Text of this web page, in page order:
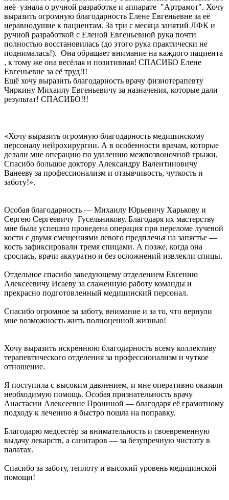
неё узнала о ручной разработке и аппарате "Артрамот". Хочу
выразить огромную благодарность Елене Евгеньевне за её
неравнодушие к пациентам. За три с месяца занятий ЛФК и
ручной разработкой с Еленой Евгеньевной рука почти
полностью восстановилась (до этого рука практически не
поднималась!). Она обращает внимание на каждого пациента
, к тому же она весёлая и позитивная! СПАСИБО Елене
Евгеньевне за её труд!!!
Ещё хочу выразить благодарность врачу физиотерапевту
Чиркину Михаилу Евгеньевичу за назначения, которые дали
результат! СПАСИБО!!!
«Хочу выразить огромную благодарность медицинскому
персоналу нейрохирургии. А в особенности врачам, которые
делали мне операцию по удалению межпозвоночной грыжи.
Спасибо большое доктору Александру Валентиновичу
Ванееву за профессионализм и отзывчивость, чуткость и
заботу!».
Особая благодарность — Михаилу Юрьевичу Харькову и
Сергею Сергеевичу Гусельникову. Благодаря их мастерству
мне была успешно проведена операция при переломе лучевой
кости с двумя смещениями левого предплечья на запястье —
кость зафиксировали тремя спицами. А позже, когда она
срослась, врачи аккуратно и без осложнений извлекли спицы.
Отдельное спасибо заведующему отделением Евгению
Алексеевичу Исаеву за слаженную работу команды и
прекрасно подготовленный медицинский персонал.
Спасибо огромное за заботу, внимание и за то, что вернули
мне возможность жить полноценной жизнью!
Хочу выразить искреннюю благодарность всему коллективу
терапевтического отделения за профессионализм и чуткое
отношение.
Я поступила с высоким давлением, и мне оперативно оказали
необходимую помощь. Особая признательность врачу
Анастасии Алексеевне Прониной — благодаря её грамотному
подходу к лечению я быстро пошла на поправку.
Благодарю медсестёр за внимательность и своевременную
выдачу лекарств, а санитаров — за безупречную чистоту в
палатах.
Спасибо за заботу, теплоту и высокий уровень медицинской
помощи!